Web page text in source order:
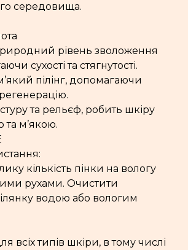
середовища.
рівень зволоження
сухості та стягнутості.
пілінг, допомагаючи
та рельєф, робить шкіру
та м’якою.
кількість пінки на вологу
рухами. Очистити
водою або вологим
всіх типів шкіри, в тому числі